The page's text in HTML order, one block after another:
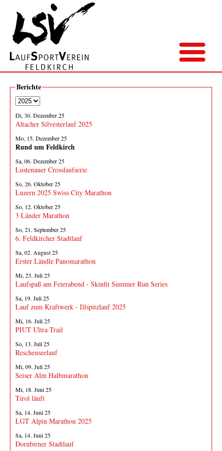
Berichte
Di, 30. Dezember 25
Altacher Silvesterlauf 2025
Mo, 15. Dezember 25
Rund um Feldkirch
Sa, 06. Dezember 25
Lustenauer Crosslaufserie
So, 26. Oktober 25
Luzern 2025 Swiss City Marathon
So, 12. Oktober 25
3 Länder Marathon
So, 21. September 25
6. Feldkircher Stadtlauf
Sa, 02. August 25
Erster Ländle Panomarathon
Mi, 23. Juli 25
Laufspaß am Feierabend - Skinfit Summer Run Series
Sa, 19. Juli 25
Lauf zum Kraftwerk - Illspitzlauf 2025
Mi, 16. Juli 25
PIUT Ultra Trail
So, 13. Juli 25
Reschenseelauf
Mi, 09. Juli 25
Seiser Alm Halbmarathon
Mi, 18. Juni 25
Tirol läuft
Sa, 14. Juni 25
LGT Alpin Marathon 2025
Sa, 14. Juni 25
Dornbirner Stadtlauf